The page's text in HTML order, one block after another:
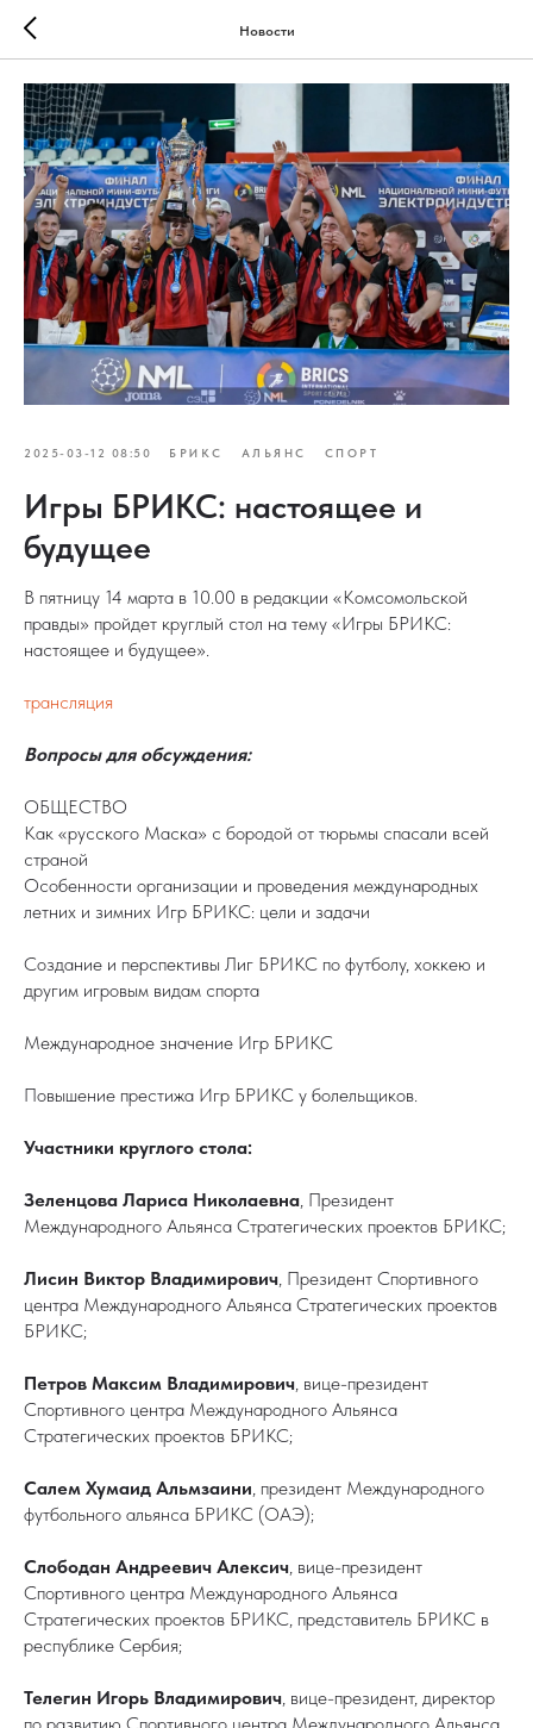
Новости
2025-03-12 08:50 БРИКС АЛЬЯНС СПОРТ
Игры БРИКС: настоящее и
будущее
В пятницу 14 марта в 10.00 в редакции «Комсомольской
правды» пройдет круглый стол на тему «Игры БРИКС:
настоящее и будущее».
трансляция
Вопросы для обсуждения:
ОБЩЕСТВО
Как «русского Маска» с бородой от тюрьмы спасали всей
страной
Особенности организации и проведения международных
летних и зимних Игр БРИКС: цели и задачи
Создание и перспективы Лиг БРИКС по футболу, хоккею и
другим игровым видам спорта
Международное значение Игр БРИКС
Повышение престижа Игр БРИКС у болельщиков.
Участники круглого стола:
Зеленцова Лариса Николаевна, Президент
Международного Альянса Стратегических проектов БРИКС;
Лисин Виктор Владимирович, Президент Спортивного
центра Международного Альянса Стратегических проектов
БРИКС;
Петров Максим Владимирович, вице-президент
Спортивного центра Международного Альянса
Стратегических проектов БРИКС;
Салем Хумаид Альмзаини, президент Международного
футбольного альянса БРИКС (ОАЭ);
Слободан Андреевич Алексич, вице-президент
Спортивного центра Международного Альянса
Стратегических проектов БРИКС, представитель БРИКС в
республике Сербия;
Телегин Игорь Владимирович, вице-президент, директор